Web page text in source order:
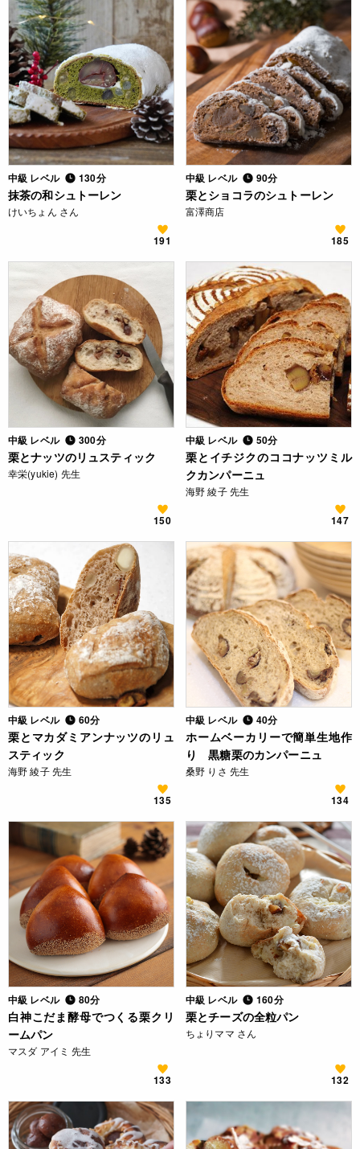
中級 レベル 130分
抹茶の和シュトーレン
けいちょん さん
191
中級 レベル 90分
栗とショコラのシュトーレン
富澤商店
185
中級 レベル 300分
栗とナッツのリュスティック
幸栄(yukie) 先生
150
中級 レベル 50分
栗とイチジクのココナッツミル
クカンパーニュ
海野 綾子 先生
147
中級 レベル 60分
栗とマカダミアンナッツのリュ
スティック
海野 綾子 先生
135
中級 レベル 40分
ホームベーカリーで簡単生地作
り 黒糖栗のカンパーニュ
桑野 りさ 先生
134
中級 レベル 80分
白神こだま酵母でつくる栗クリ
ームパン
マスダ アイミ 先生
133
中級 レベル 160分
栗とチーズの全粒パン
ちょりママ さん
132